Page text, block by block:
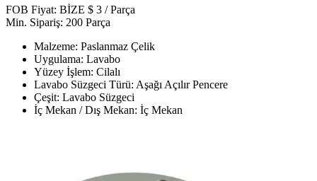
FOB Fiyat: BİZE $ 3 / Parça
Min. Sipariş: 200 Parça
Malzeme: Paslanmaz Çelik
Uygulama: Lavabo
Yüzey İşlem: Cilalı
Lavabo Süzgeci Türü: Aşağı Açılır Pencere
Çeşit: Lavabo Süzgeci
İç Mekan / Dış Mekan: İç Mekan